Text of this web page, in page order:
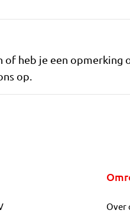
of heb je een opmerking
op.
Over